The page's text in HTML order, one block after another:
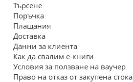
Търсене
Поръчка
Плащания
Доставка
Данни за клиента
Как да свалим е-книги
Условия за ползване на ваучер
Право на отказ от закупена стока